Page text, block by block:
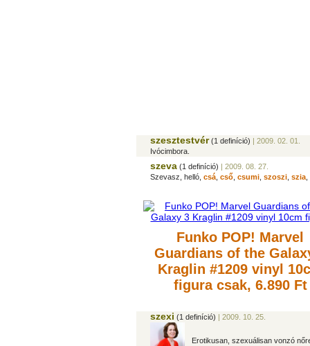
szesztestvér(1 definíció) | 2009. 02. 01.
Ivócimbora.
szeva (1 definíció) | 2009. 08. 27.
Szevasz, helló, csá cső csumi szoszi szia
Funko POP! Marvel
Guardians of the
Kraglin #1209 vinyl
figuracsak, 6.890 Ft
szexi (1 definíció) | 2009. 10. 25.
Erotikusan, szexuálisan vonzó